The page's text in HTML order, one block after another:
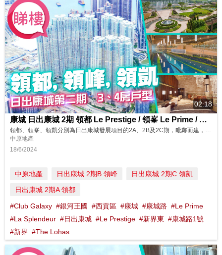
02:18
康城 日出康城 2期 領都 Le Prestige / 領峯 Le Prime / 領凱 La Splendeur
領都、領峯、領凱分別為日出康城發展項目的2A、2B及2C期，毗鄰而建，整個第二期合共10座大樓，提供約4,272個單位，當中以領都的規模最大。 同區筍盤：https://bit.ly/48oTjhJ 鄰近中原地產分行: 將軍澳東港城分行B組 2703 0878 將軍澳廣場第一分行B組 2799 1163 將軍澳新都城1期第一分行B組 2704 9128 將軍澳新都城1期第一分行A組 2704...
中原地產
18/6/2024
中原地產 日出康城 2期B 領峰
日出康城 2期C 領凱
日出康城 2期A 領都
#Club Galaxy #銀河王國 #西貢區 #康城 #康城路 #Le Prime
#La Splendeur #日出康城 #Le Prestige #新界東 #康城路1號
#新界 #The Lohas